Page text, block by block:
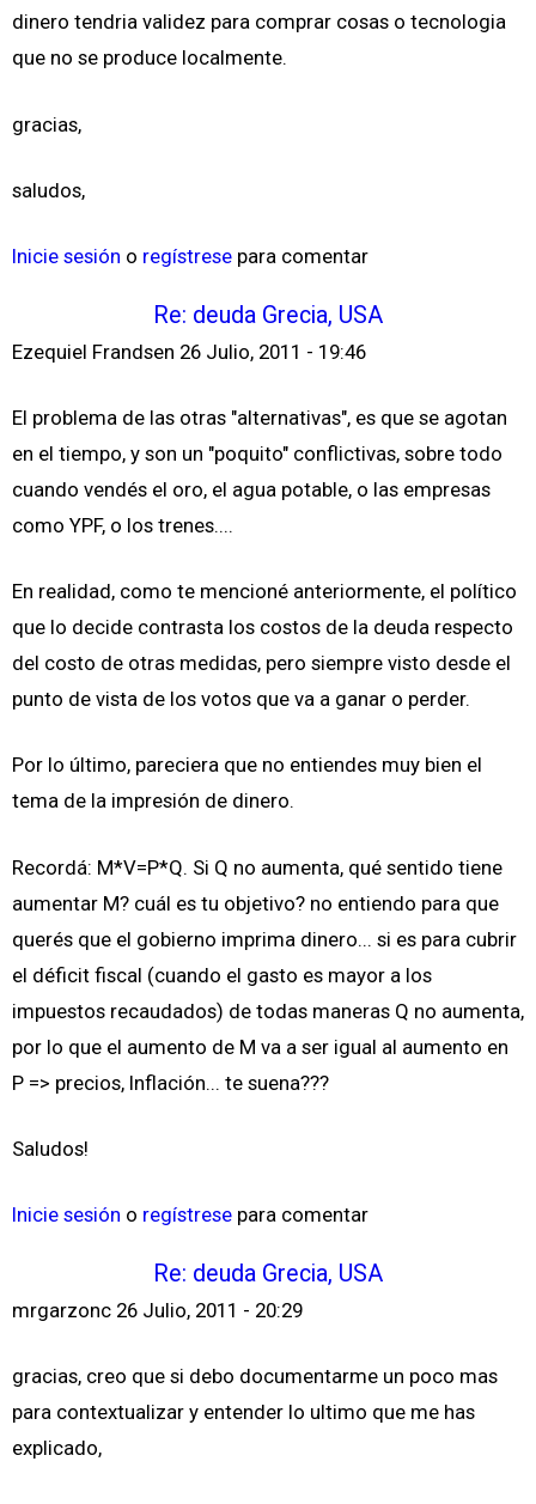
dinero tendria validez para comprar cosas o tecnologia
que no se produce localmente.
gracias,
saludos,
Inicie sesión o regístrese para comentar
Re: deuda Grecia, USA
Ezequiel Frandsen 26 Julio, 2011 - 19:46
El problema de las otras "alternativas", es que se agotan
en el tiempo, y son un "poquito" conflictivas, sobre todo
cuando vendés el oro, el agua potable, o las empresas
como YPF, o los trenes....
En realidad, como te mencioné anteriormente, el político
que lo decide contrasta los costos de la deuda respecto
del costo de otras medidas, pero siempre visto desde el
punto de vista de los votos que va a ganar o perder.
Por lo último, pareciera que no entiendes muy bien el
tema de la impresión de dinero.
Recordá: M*V=P*Q. Si Q no aumenta, qué sentido tiene
aumentar M? cuál es tu objetivo? no entiendo para que
querés que el gobierno imprima dinero... si es para cubrir
el déficit fiscal (cuando el gasto es mayor a los
impuestos recaudados) de todas maneras Q no aumenta,
por lo que el aumento de M va a ser igual al aumento en
P => precios, Inflación... te suena???
Saludos!
Inicie sesión o regístrese para comentar
Re: deuda Grecia, USA
mrgarzonc 26 Julio, 2011 - 20:29
gracias, creo que si debo documentarme un poco mas
para contextualizar y entender lo ultimo que me has
explicado,